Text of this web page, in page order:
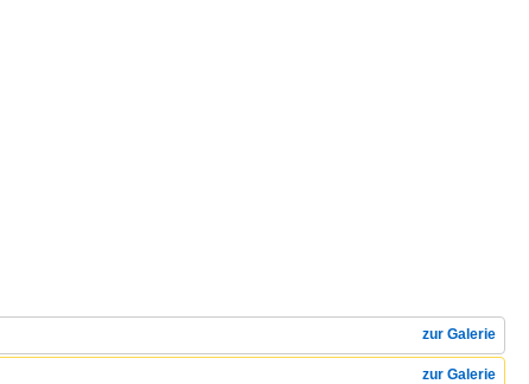
zur Galerie
zur Galerie